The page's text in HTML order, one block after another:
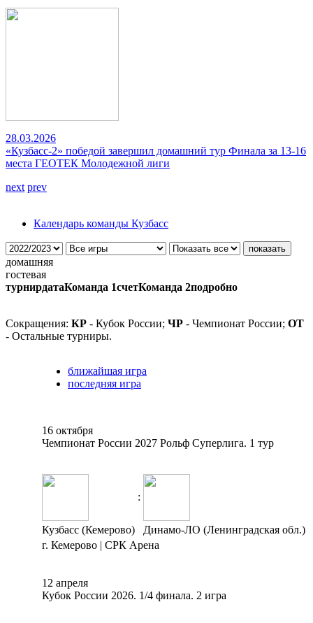
28.03.2026
«Кузбасс-2» победой завершил домашний тур Финала за 13-16
места ГЕОТЕК Молодежной лиги
next prev
Календарь команды Кузбасс
домашняя
гостевая
турнирдатаКоманда 1счетКоманда 2подробно
Сокращения: КР - Кубок России; ЧР - Чемпионат России; ОТ
- Остальные турниры.
ближайшая игра
последняя игра
16 октября
Чемпионат России 2027 Рольф Суперлига. 1 тур
:
Кузбасс (Кемерово)
Динамо-ЛО (Ленинградская обл.)
г. Кемерово | СРК Арена
12 апреля
Кубок России 2026. 1/4 финала. 2 игра